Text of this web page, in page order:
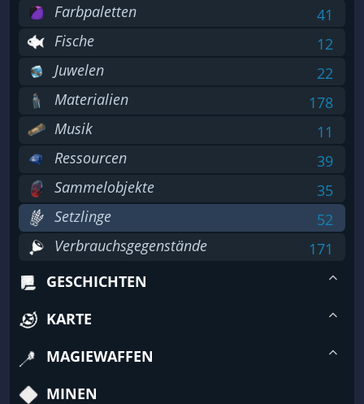
Farbpaletten
41
Fische
12
Juwelen
22
Materialien
178
Musik
11
Ressourcen
39
Sammelobjekte
35
Setzlinge
52
Verbrauchsgegenstände
171
GESCHICHTEN
KARTE
MAGIEWAFFEN
MINEN